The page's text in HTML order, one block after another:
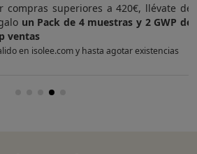
superiores a 420€, llévate de
un Pack de 4 muestras y 2 GWP de
en isolee.com y hasta agotar existencias